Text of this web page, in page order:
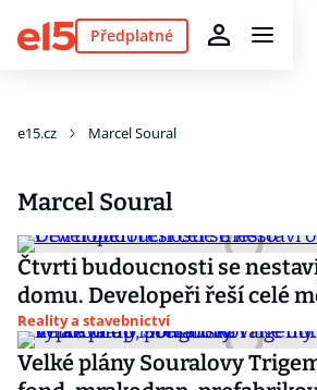
Předplatné
e15.cz Marcel Soural
Marcel Soural
Čtvrti budoucnosti se
domu. Developeři řeší celé
Reality a stavebnictví
Velké plány Souralovy